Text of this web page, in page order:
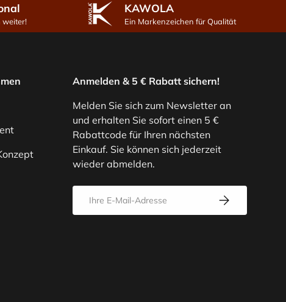
KAWOLA
Ein Markenzeichen für Qualität
Anmelden & 5 € Rabatt sichern!
Melden Sie sich zum Newsletter an
und erhalten Sie sofort einen 5 €
Rabattcode für Ihren nächsten
Einkauf. Sie können sich jederzeit
wieder abmelden.
Abonnieren